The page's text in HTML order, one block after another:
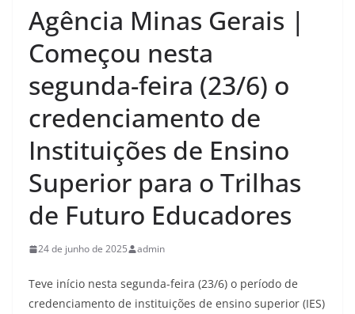
Agência Minas Gerais |
Começou nesta
segunda-feira (23/6) o
credenciamento de
Instituições de Ensino
Superior para o Trilhas
de Futuro Educadores
24 de junho de 2025 admin
Teve início nesta segunda-feira (23/6) o período de
credenciamento de instituições de ensino superior (IES)